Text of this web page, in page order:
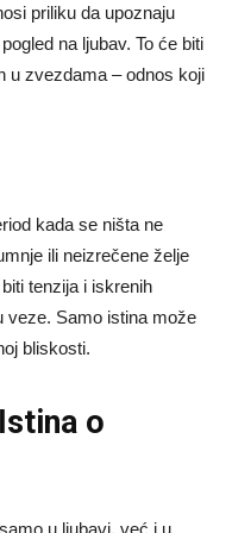
priliku da upoznaju
na ljubav. To će biti
u zvezdama – odnos koji
kada se ništa ne
ili neizrečene želje
tenzija i iskrenih
veze. Samo istina može
bliskosti.
o
u ljubavi, već i u